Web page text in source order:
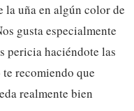
la uña en algún color de
gusta especialmente
pericia haciéndote las
recomiendo que
realmente bien